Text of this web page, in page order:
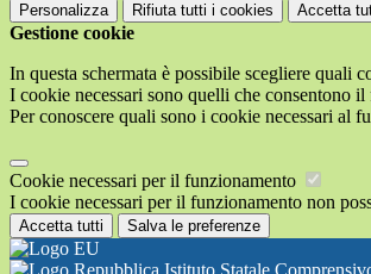
Personalizza Rifiuta tutti i cookies Accetta
Gestione cookie
In questa schermata è possibile scegliere quali
I cookie necessari sono quelli che consentono
Per conoscere quali sono i cookie necessari al
Cookie necessari per il funzionamento
I cookie necessari per il funzionamento non
Accetta tutti Salva le preferenze